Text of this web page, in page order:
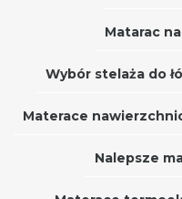
Matarac
Wybór stelaża do
Materace
Nalepsze